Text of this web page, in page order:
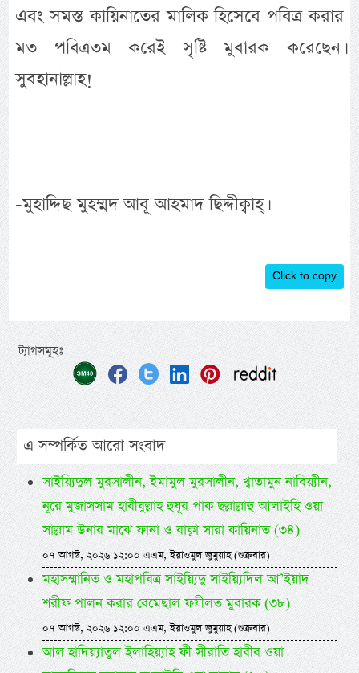
এবং সমস্ত কায়িনাতের মালিক হিসেবে পবিত্র করার
মত পবিত্রতম করেই সৃষ্টি মুবারক করেছেন।
সুবহানাল্লাহ!
-মুহাদ্দিছ মুহম্মদ আবূ আহমাদ ছিদ্দীক্বাহ্।
Click to copy
ট্যাগসমূহঃ
এ সম্পর্কিত আরো সংবাদ
সাইয়্যিদুল মুরসালীন, ইমামুল মুরসালীন, খ্বাতামুন নাবিয়্যীন,
নূরে মুজাসসাম হাবীবুল্লাহ হুযূর পাক ছল্লাল্লাহু আলাইহি ওয়া
সাল্লাম উনার মাঝে ফানা ও বাক্বা সারা কায়িনাত (৩৪)
০৭ আগস্ট, ২০২৬ ১২:০০ এএম, ইয়াওমুল জুমুয়াহ (শুক্রবার)
মহাসম্মানিত ও মহাপবিত্র সাইয়্যিদু সাইয়্যিদিল আ’ইয়াদ
শরীফ পালন করার বেমেছাল ফযীলত মুবারক (৩৮)
০৭ আগস্ট, ২০২৬ ১২:০০ এএম, ইয়াওমুল জুমুয়াহ (শুক্রবার)
আল হাদিয়্যাতুল ইলাহিয়্যাহ ফী সীরাতি হাবীব ওয়া